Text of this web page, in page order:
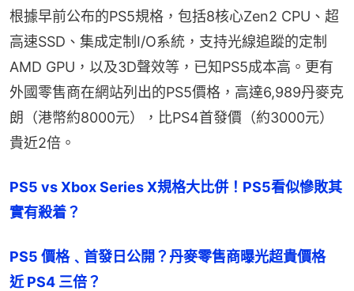
根據早前公布的PS5規格，包括8核心Zen2 CPU、超
高速SSD、集成定制I/O系統，支持光線追蹤的定制
AMD GPU，以及3D聲效等，已知PS5成本高。更有
外國零售商在網站列出的PS5價格，高達6,989丹麥克
朗（港幣約8000元），比PS4首發價（約3000元）
貴近2倍。
PS5 vs Xbox Series X規格大比併！PS5看似慘敗其
實有殺着？
PS5 價格﹑首發日公開？丹麥零售商曝光超貴價格
近 PS4 三倍？